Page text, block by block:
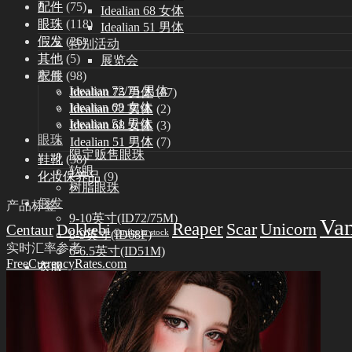
Idealian 68 女体
Idealian 51 男体
特别活动
展览会
配件
Idealian 72/75 男体
Idealian 68 女体
Idealian 51 男体
眼珠
限定贩售眼珠
软眼
树脂眼珠
假发
9-10英寸(ID72/75M)
8-9英寸(ID68F)
6-6.5英寸(ID51M)
衣服
Idealian 75 男体
Idealian 72 男体
Idealian 68 女体
Idealian 51 男体
配件 (75)
眼珠 (118)
假发 (26)
其他 (5)
衣服 (98)
Idealian 75 男体 (87)
Idealian 72 男体 (2)
Idealian 68 女体 (3)
Idealian 51 男体 (7)
鞋靴 (38)
化妆保养品 (9)
产品标签
CentaurDokkebi Outfits in stock Reaper ScarUnicorn
实时汇率参考
FreeCurrencyRates.com